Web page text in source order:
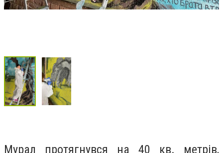
Мурал протягнувся на 40 кв. метрів,